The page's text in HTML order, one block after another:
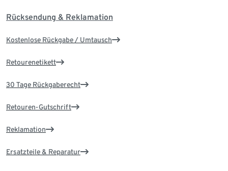
Rücksendung & Reklamation
Kostenlose Rückgabe / Umtausch
Retourenetikett
30 Tage Rückgaberecht
Retouren-Gutschrift
Reklamation
Ersatzteile & Reparatur